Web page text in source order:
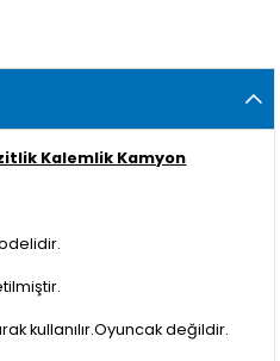
Kalemlik Kamyon
kullanılır.Oyuncak değildir.